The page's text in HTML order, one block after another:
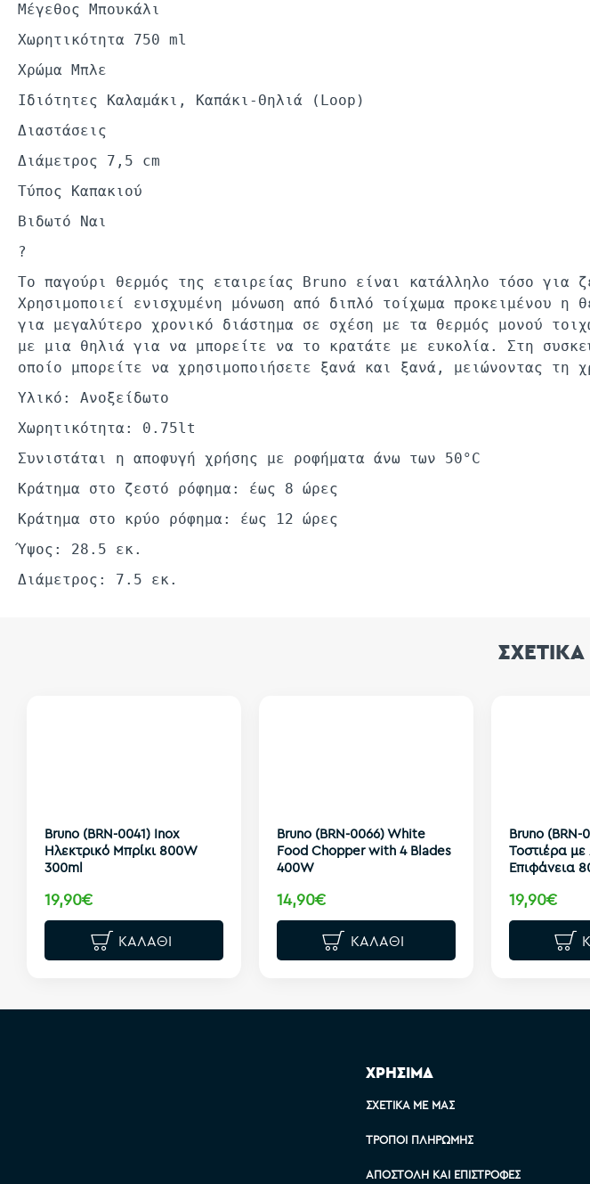
Μέγεθος Μπουκάλι
Χωρητικότητα 750 ml
Χρώμα Μπλε
Ιδιότητες Καλαμάκι, Καπάκι-Θηλιά (Loop)
Διαστάσεις
Διάμετρος 7,5 cm
Τύπος Καπακιού
Βιδωτό Ναι
?
Το παγούρι θερμός της εταιρείας Bruno είναι κατάλληλο τόσο για
Χρησιμοποιεί ενισχυμένη μόνωση από διπλό τοίχωμα προκειμένου η
για μεγαλύτερο χρονικό διάστημα σε σχέση με τα θερμός μονού
με μια θηλιά για να μπορείτε να το κρατάτε με ευκολία. Στη
οποίο μπορείτε να χρησιμοποιήσετε ξανά και ξανά, μειώνοντας τη
Υλικό: Ανοξείδωτο
Χωρητικότητα: 0.75lt
Συνιστάται η αποφυγή χρήσης με ροφήματα άνω των 50°C
Κράτημα στο ζεστό ρόφημα: έως 8 ώρες
Κράτημα στο κρύο ρόφημα: έως 12 ώρες
Ύψος: 28.5 εκ.
Διάμετρος: 7.5 εκ.
Bruno (BRN-0041) Inox
Ηλεκτρικό Μπρίκι 800W
300ml
19,90€
ΚΑΛΆΘΙ
Bruno (BRN-0066) White
Food Chopper with 4 Blades
400W
14,90€
ΚΑΛΆΘΙ
Bruno (BRN-
Τοστιέρα με
Επιφάνεια
19,90€
ΧΡΗΣΙΜΑ
ΣΧΕΤΙΚΆ ΜΕ ΜΑΣ
ΤΡΌΠΟΙ ΠΛΗΡΩΜΉΣ
ΑΠΟΣΤΟΛΉ ΚΑΙ ΕΠΙΣΤΡΟΦΈΣ